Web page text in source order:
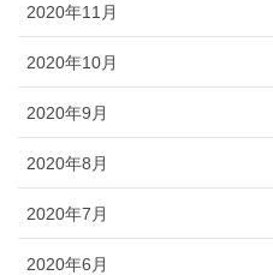
2020年11月
2020年10月
2020年9月
2020年8月
2020年7月
2020年6月